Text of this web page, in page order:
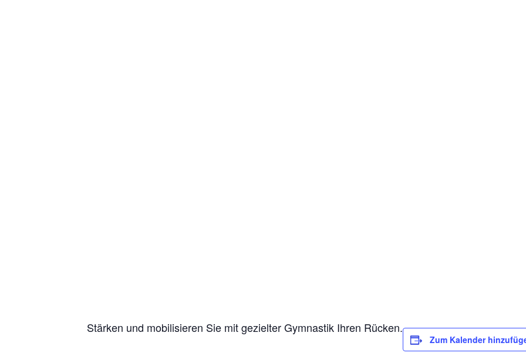
Stärken und mobilisieren Sie mit gezielter Gymnastik Ihren Rücken.
Zum Kalender